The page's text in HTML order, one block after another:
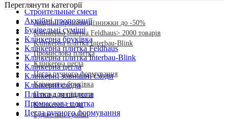
Cтроительные смеси
Акційні пропозиції
Будівельні суміші
Клінкерна бруківка
Клінкерна плитка Feldhaus
Клінкерна плитка Interbau-Blink
Клінкерна цегла
Клінкерні зовнішні сходи
Клінкерні сходи
Плитка для підлоги
Промислова плитка
Цегла ручного формування
Переглянути категорії
Акційні пропозиціїзнижки до -50%
Клінкерна плитка Feldhaus> 2000 товарів
Клінкерна плитка Interbau-Blink
Промислова плитка
Клінкерна цегла
Цегла ручного формування
Клінкерна бруківка
Плитка для підлоги
Клінкерні сходи
Будівельні суміші